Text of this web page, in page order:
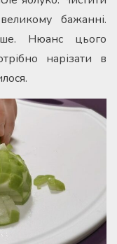
бажанні.
Нюанс цього
нарізати в